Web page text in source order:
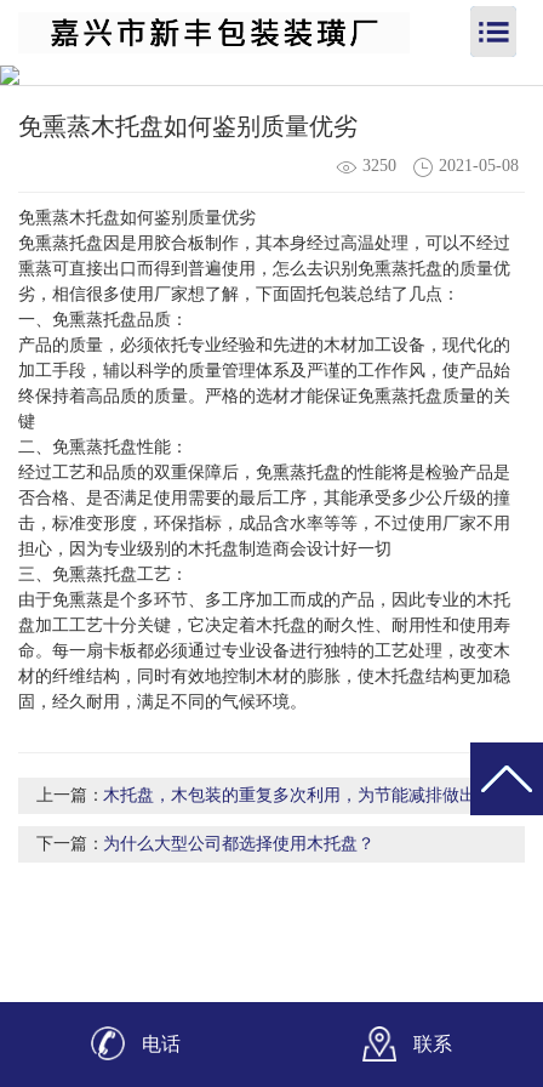
免熏蒸木托盘如何鉴别质量优劣
3250 2021-05-08
免熏蒸木托盘如何鉴别质量优劣
免熏蒸托盘因是用胶合板制作，其本身经过高温处理，可以不经过
熏蒸可直接出口而得到普遍使用，怎么去识别免熏蒸托盘的质量优
劣，相信很多使用厂家想了解，下面固托包装总结了几点：
一、免熏蒸托盘品质：
产品的质量，必须依托专业经验和先进的木材加工设备，现代化的
加工手段，辅以科学的质量管理体系及严谨的工作作风，使产品始
终保持着高品质的质量。严格的选材才能保证免熏蒸托盘质量的关
键
二、免熏蒸托盘性能：
经过工艺和品质的双重保障后，免熏蒸托盘的性能将是检验产品是
否合格、是否满足使用需要的最后工序，其能承受多少公斤级的撞
击，标准变形度，环保指标，成品含水率等等，不过使用厂家不用
担心，因为专业级别的木托盘制造商会设计好一切
三、免熏蒸托盘工艺：
由于免熏蒸是个多环节、多工序加工而成的产品，因此专业的木托
盘加工工艺十分关键，它决定着木托盘的耐久性、耐用性和使用寿
命。每一扇卡板都必须通过专业设备进行独特的工艺处理，改变木
材的纤维结构，同时有效地控制木材的膨胀，使木托盘结构更加稳
固，经久耐用，满足不同的气候环境。
上一篇： 木托盘，木包装的重复多次利用，为节能减排做出贡献
下一篇： 为什么大型公司都选择使用木托盘？
电话 联系